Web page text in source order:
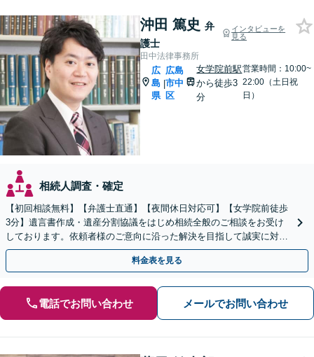
沖田 篤史 弁
護士
インタビューを
見る
田中法律事務所
広
島
県
|
広島
市中
区
女学院前駅
から徒歩3
分
営業時間：10:00~
22:00（土日祝
日）
相続人調査・確定
【初回相談無料】【弁護士直通】【夜間休日対応可】【女学院前徒歩
3分】遺言書作成・遺産分割協議をはじめ相続全般のご相談をお受け
しております。依頼者様のご意向に沿った解決を目指して誠実に対応
いたします。お気軽にご相談下さい。
料金表を見る
電話でお問い合わせ メールでお問い合わせ